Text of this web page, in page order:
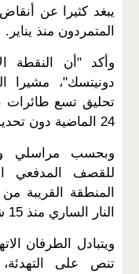
يبغد كثيرا عن
المتمردون منذ يناير.
وأكد "أن النقطة
دونيتسك"، مشيرا
تحليق تسع طائرات
24 الماضية دون تحديد مواقع تحليقها.
وبحسب مراسلي
للقصف المدفعي
المنطقة القريبة
النار الساري منذ 15 شباط/فبراير.